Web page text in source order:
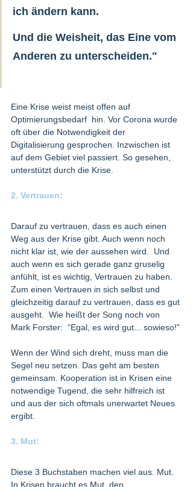
ich ändern kann.
Und die Weisheit, das Eine vom
Anderen zu unterscheiden."
Eine Krise weist meist offen auf
Optimierungsbedarf  hin. Vor Corona wurde
oft über die Notwendigkeit der
Digitalisierung gesprochen. Inzwischen ist
auf dem Gebiet viel passiert. So gesehen,
unterstützt durch die Krise.
2. Vertrauen:
Darauf zu vertrauen, dass es auch einen
Weg aus der Krise gibt. Auch wenn noch
nicht klar ist, wie der aussehen wird.  Und
auch wenn es sich gerade ganz gruselig
anfühlt, ist es wichtig, Vertrauen zu haben.
Zum einen Vertrauen in sich selbst und
gleichzeitig darauf zu vertrauen, dass es gut
ausgeht.  Wie heißt der Song noch von
Mark Forster:  “Egal, es wird gut... sowieso!"
Wenn der Wind sich dreht, muss man die
Segel neu setzen. Das geht am besten
gemeinsam. Kooperation ist in Krisen eine
notwendige Tugend, die sehr hilfreich ist
und aus der sich oftmals unerwartet Neues
ergibt.
3. Mut:
Diese 3 Buchstaben machen viel aus. Mut.
In Krisen braucht es Mut, den